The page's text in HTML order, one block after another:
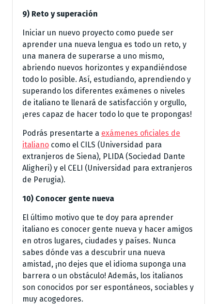
9) Reto y superación
Iniciar un nuevo proyecto como puede ser
aprender una nueva lengua es todo un reto, y
una manera de superarse a uno mismo,
abriendo nuevos horizontes y expandiéndose
todo lo posible. Así, estudiando, aprendiendo y
superando los diferentes exámenes o niveles
de italiano te llenará de satisfacción y orgullo,
¡eres capaz de hacer todo lo que te propongas!
Podrás presentarte a exámenes oficiales de
italiano como el CILS (Universidad para
extranjeros de Siena), PLIDA (Sociedad Dante
Aligheri) y el CELI (Universidad para extranjeros
de Perugia).
10) Conocer gente nueva
El último motivo que te doy para aprender
italiano es conocer gente nueva y hacer amigos
en otros lugares, ciudades y países. Nunca
sabes dónde vas a descubrir una nueva
amistad, ¡no dejes que el idioma suponga una
barrera o un obstáculo! Además, los italianos
son conocidos por ser espontáneos, sociables y
muy acogedores.